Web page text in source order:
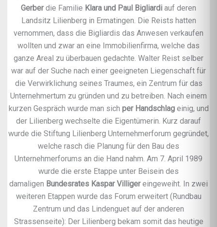
Gerberdie Familie Klara und Paul Bigliardi auf deren
Landsitz Lilienberg in Ermatingen. Die Reists hatten
vernommen, dass die Bigliardis das Anwesen verkaufen
wollten und zwar an eine Immobilienfirma, welche das
ganze Areal zu überbauen gedachte. Walter Reist selber
war auf der Suche nach einer geeigneten Liegenschaft für
die Verwirklichung seines Traumes, ein Zentrum für das
Unternehmertum zu gründen und zu betreiben. Nach einem
kurzen Gespräch wurde man sich per Handschlageinig, und
der Lilienberg wechselte die Eigentümerin. Kurz darauf
wurde die Stiftung Lilienberg Unternehmerforum gegründet,
welche rasch die Planung für den Bau des
Unternehmerforums an die Hand nahm. Am 7. April 1989
wurde die erste Etappe unter Beisein des
damaligen Bundesrates Kaspar Villigereingeweiht. In zwei
weiteren Etappen wurde das Forum erweitert (Rundbau
Zentrum und das Lindenguet auf der anderen
Strassenseite): Der Lilienberg bekam somit das heutige